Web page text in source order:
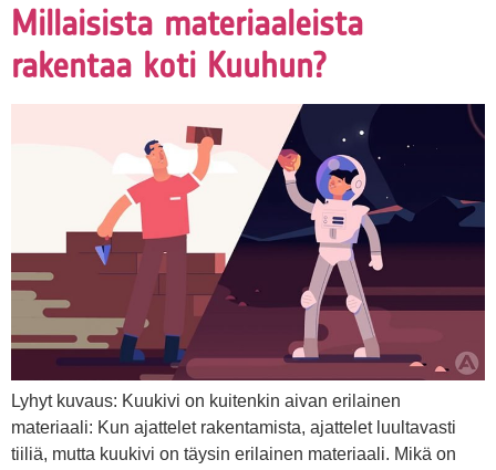
Millaisista materiaaleista
rakentaa koti Kuuhun?
Lyhyt kuvaus: Kuukivi on kuitenkin aivan erilainen
materiaali: Kun ajattelet rakentamista, ajattelet luultavasti
tiiliä, mutta kuukivi on täysin erilainen materiaali. Mikä on